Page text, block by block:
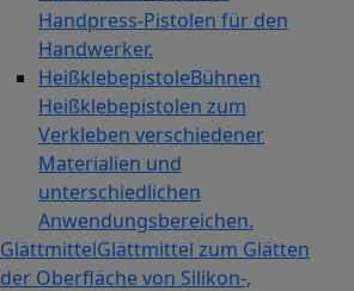
Handpress-Pistolen für den
Handwerker.
HeißklebepistoleBühnen
Heißklebepistolen zum
Verkleben verschiedener
Materialien und
unterschiedlichen
Anwendungsbereichen.
GlättmittelGlättmittel zum Glätten
der Oberfläche von Silikon-,